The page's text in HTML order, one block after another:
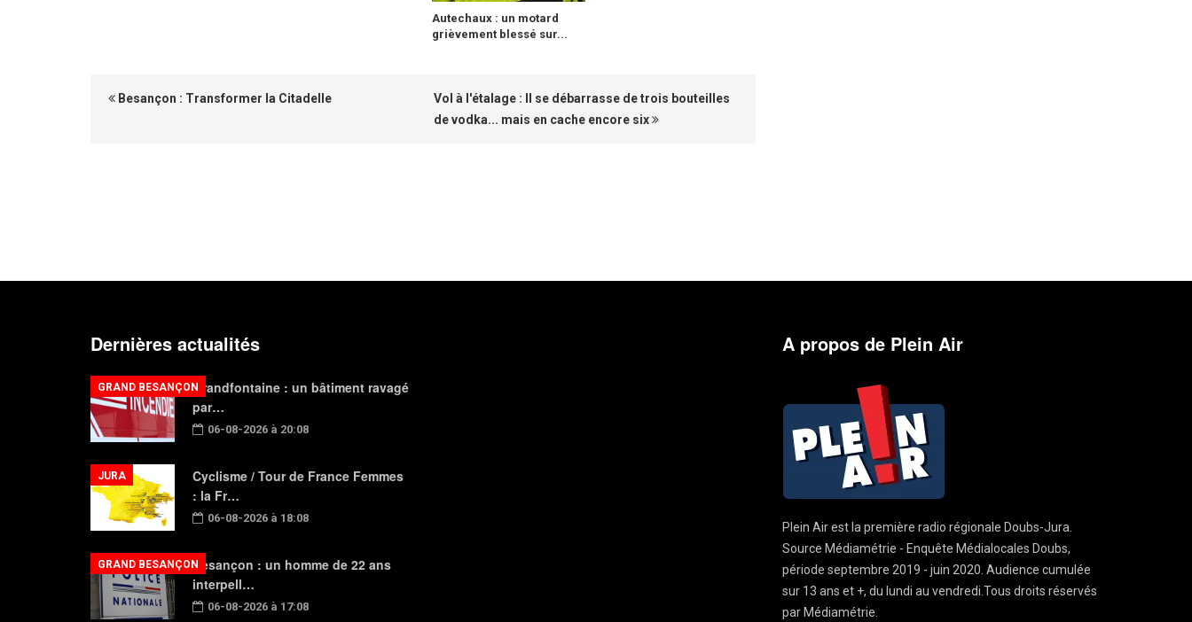
Autechaux : un motard
grièvement blessé sur...
Besançon : Transformer la Citadelle
Vol à l'étalage : Il se débarrasse de trois bouteilles
de vodka... mais en cache encore six
Dernières actualités
Grandfontaine : un bâtiment ravagé
par…
06-08-2026 à 20:08
GRAND BESANÇON
Cyclisme / Tour de France Femmes
: la Fr…
06-08-2026 à 18:08
JURA
Besançon : un homme de 22 ans
interpell…
06-08-2026 à 17:08
GRAND BESANÇON
A propos de Plein Air
Plein Air est la première radio régionale Doubs-Jura.
Source Médiamétrie - Enquête Médialocales Doubs,
période septembre 2019 - juin 2020. Audience cumulée
sur 13 ans et +, du lundi au vendredi.Tous droits réservés
par Médiamétrie.